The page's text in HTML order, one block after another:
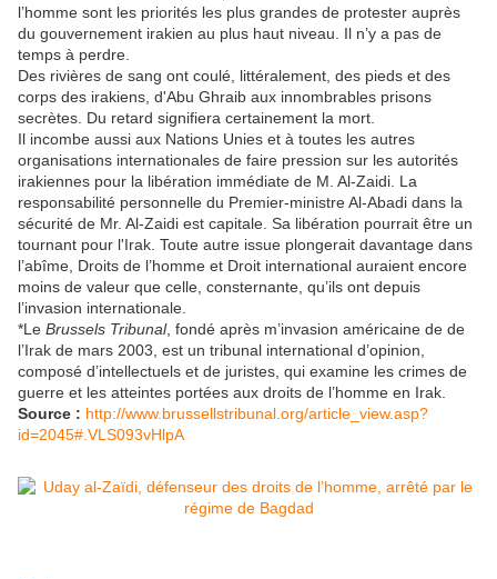
l’homme sont les priorités les plus grandes de protester auprès
du gouvernement irakien au plus haut niveau. Il n’y a pas de
temps à perdre.
Des rivières de sang ont coulé, littéralement, des pieds et des
corps des irakiens, d'Abu Ghraib aux innombrables prisons
secrètes. Du retard signifiera certainement la mort.
Il incombe aussi aux Nations Unies et à toutes les autres
organisations internationales de faire pression sur les autorités
irakiennes pour la libération immédiate de M. Al-Zaidi. La
responsabilité personnelle du Premier-ministre Al-Abadi dans la
sécurité de Mr. Al-Zaidi est capitale. Sa libération pourrait être un
tournant pour l'Irak. Toute autre issue plongerait davantage dans
l’abîme, Droits de l’homme et Droit international auraient encore
moins de valeur que celle, consternante, qu’ils ont depuis
l’invasion internationale.
*Le Brussels Tribunal, fondé après m’invasion américaine de de
l’Irak de mars 2003, est un tribunal international d’opinion,
composé d’intellectuels et de juristes, qui examine les crimes de
guerre et les atteintes portées aux droits de l’homme en Irak.
Source : http://www.brussellstribunal.org/article_view.asp?
id=2045#.VLS093vHlpA